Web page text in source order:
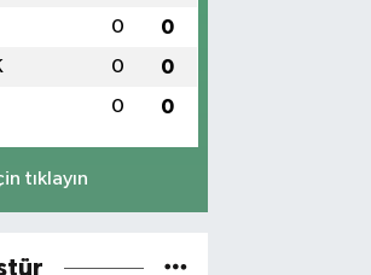
0 0
0 0
0 0
tıklayın